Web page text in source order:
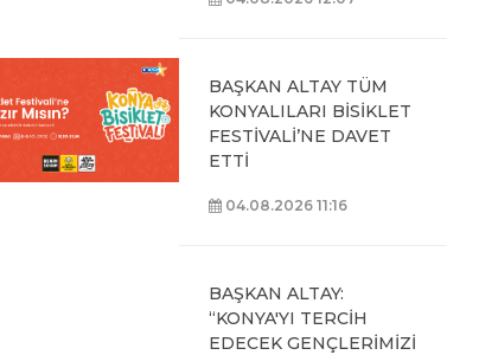
BAŞKAN ALTAY TÜM
KONYALILARI BİSİKLET
FESTİVALİ’NE DAVET
ETTİ
04.08.2026 11:16
BAŞKAN ALTAY:
“KONYA'YI TERCİH
EDECEK GENÇLERİMİZİ